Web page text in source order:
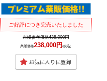
ご好評につき完売いたしました
市場参考価格438,000円
業販価格238,000円(税込)